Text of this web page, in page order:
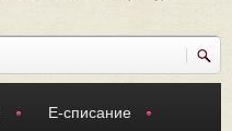
Е-списание